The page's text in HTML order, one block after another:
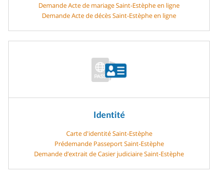
Demande Acte de mariage Saint-Estèphe en ligne
Demande Acte de décès Saint-Estèphe en ligne
Identité
Carte d'identité Saint-Estèphe
Prédemande Passeport Saint-Estèphe
Demande d’extrait de Casier judiciaire Saint-Estèphe